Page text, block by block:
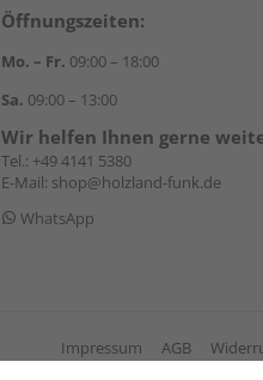
Öffnungszeiten:
Mo. – Fr. 09:00 – 18:00
Sa. 09:00 – 13:00
Wir helfen Ihnen gerne
Tel.: +49 4141 5380
E-Mail: shop@holzland-funk.de
WhatsApp
Impressum AGB